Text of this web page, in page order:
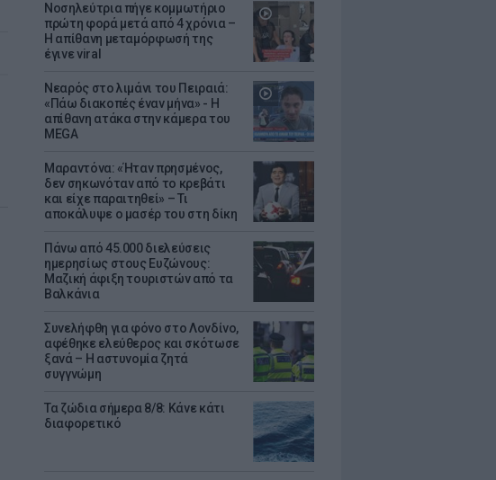
Νοσηλεύτρια πήγε κομμωτήριο
πρώτη φορά μετά από 4 χρόνια –
Η απίθανη μεταμόρφωσή της
έγινε viral
Νεαρός στο λιμάνι του Πειραιά:
«Πάω διακοπές έναν μήνα» - Η
απίθανη ατάκα στην κάμερα του
MEGA
Μαραντόνα: «Ήταν πρησμένος,
δεν σηκωνόταν από το κρεβάτι
και είχε παραιτηθεί» – Τι
αποκάλυψε ο μασέρ του στη δίκη
Πάνω από 45.000 διελεύσεις
ημερησίως στους Ευζώνους:
Μαζική άφιξη τουριστών από τα
Βαλκάνια
Συνελήφθη για φόνο στο Λονδίνο,
αφέθηκε ελεύθερος και σκότωσε
ξανά – Η αστυνομία ζητά
συγγνώμη
Τα ζώδια σήμερα 8/8: Κάνε κάτι
διαφορετικό